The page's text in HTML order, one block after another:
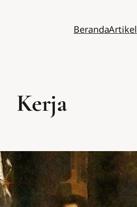
BerandaArtikel
Kerja